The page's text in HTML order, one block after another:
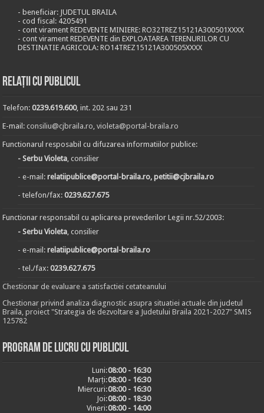
- beneficiar: JUDETUL BRAILA
- cod fiscal: 4205491
- cont virament REDEVENTE MINIERE: RO32TREZ15121A300501XXXX
- cont virament REDEVENTE din EXPLOATAREA TERENURILOR CU
DESTINATIE AGRICOLA: RO14TREZ15121A300505XXXX
Relații cu publicul
Telefon:0239.619.600, int. 202 sau 231
E-mail:consiliu@cjbraila.ro,violeta@portal-braila.ro
Functionarul resposabil cu difuzarea informatiilor publice:
- Serbu Violeta, consilier
- e-mail:relatiipublice@portal-braila.ro, petitii@cjbraila.ro
- telefon/fax:0239.627.675
Functionar responsabil cu aplicarea prevederilor Legii nr.52/2003:
- Serbu Violeta, consilier
- e-mail:relatiipublice@portal-braila.ro
- tel./fax:0239.627.675
Chestionar de evaluare a satisfactiei cetateanului
Chestionar privind analiza diagnostic asupra situatiei actuale din judetul
Braila, proiect "Strategia de dezvoltare a Judetului Braila 2021-2027" SMIS
125782
Program de lucru cu publicul
Luni:08:00 - 16:30
Marți:08:00 - 16:30
Miercuri:08:00 - 16:30
Joi:08:00 - 18:30
Vineri:08:00 - 14:00